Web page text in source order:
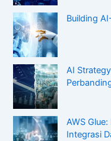
Building
AI
AWS
Integrasi